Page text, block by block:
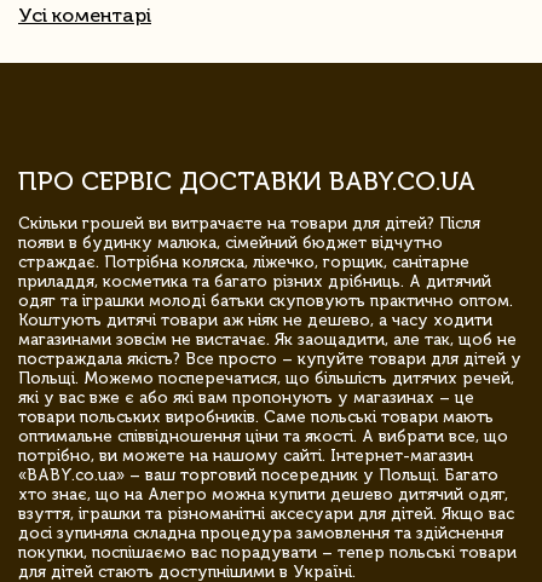
Усі коментарі
ПРО СЕРВІС ДОСТАВКИ BABY.CO.UA
Скільки грошей ви витрачаєте на товари для дітей? Після
появи в будинку малюка, сімейний бюджет відчутно
страждає. Потрібна коляска, ліжечко, горщик, санітарне
приладдя, косметика та багато різних дрібниць. А дитячий
одяг та іграшки молоді батьки скуповують практично оптом.
Коштують дитячі товари аж ніяк не дешево, а часу ходити
магазинами зовсім не вистачає. Як заощадити, але так, щоб не
постраждала якість? Все просто – купуйте товари для дітей у
Польщі. Можемо посперечатися, що більшість дитячих речей,
які у вас вже є або які вам пропонують у магазинах – це
товари польських виробників. Саме польські товари мають
оптимальне співвідношення ціни та якості. А вибрати все, що
потрібно, ви можете на нашому сайті. Інтернет-магазин
«BABY.co.ua» – ваш торговий посередник у Польщі. Багато
хто знає, що на Алегро можна купити дешево дитячий одяг,
взуття, іграшки та різноманітні аксесуари для дітей. Якщо вас
досі зупиняла складна процедура замовлення та здійснення
покупки, поспішаємо вас порадувати – тепер польські товари
для дітей стають доступнішими в Україні.